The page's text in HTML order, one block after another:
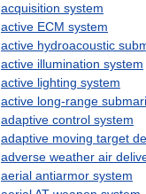
acquisition system
active ECM system
active hydroacoustic
active illumination system
active lighting system
active long-range
adaptive control system
adaptive moving target
adverse weather air
aerial antiarmor system